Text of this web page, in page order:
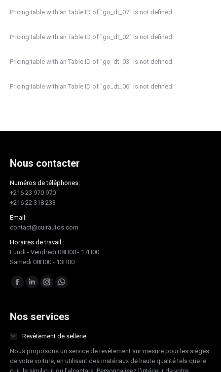
Pricing table with an Table ID of "go_dt_07" is not defined.
Pricing table with an Table ID of "go_dt_02" is not defined.
Pricing table with an Table ID of "go_dt_03" is not defined.
Pricing table with an Table ID of "go_dt_06" is not defined.
Nous contacter
Numéros de téléphones:
+216 23 970 970
+216 22 318 233
Email:
contact@cuirautos.com
Horaires de travail :
Lundi - Vendredi 08H00 - 17H00
Samedi 08H00 - 13H00
Trouvez nous sur :
Facebook
opens
new
window
LinkedIn
opens
new
window
Instagram
opens
new
window
Whatsapp
opens
new
window
Nos services
Revêtement de sellerie
Nous proposons un service de revêtement sur mesure pour les sièges
de votre voiture, en utilisant des matériaux de haute qualité tels que le